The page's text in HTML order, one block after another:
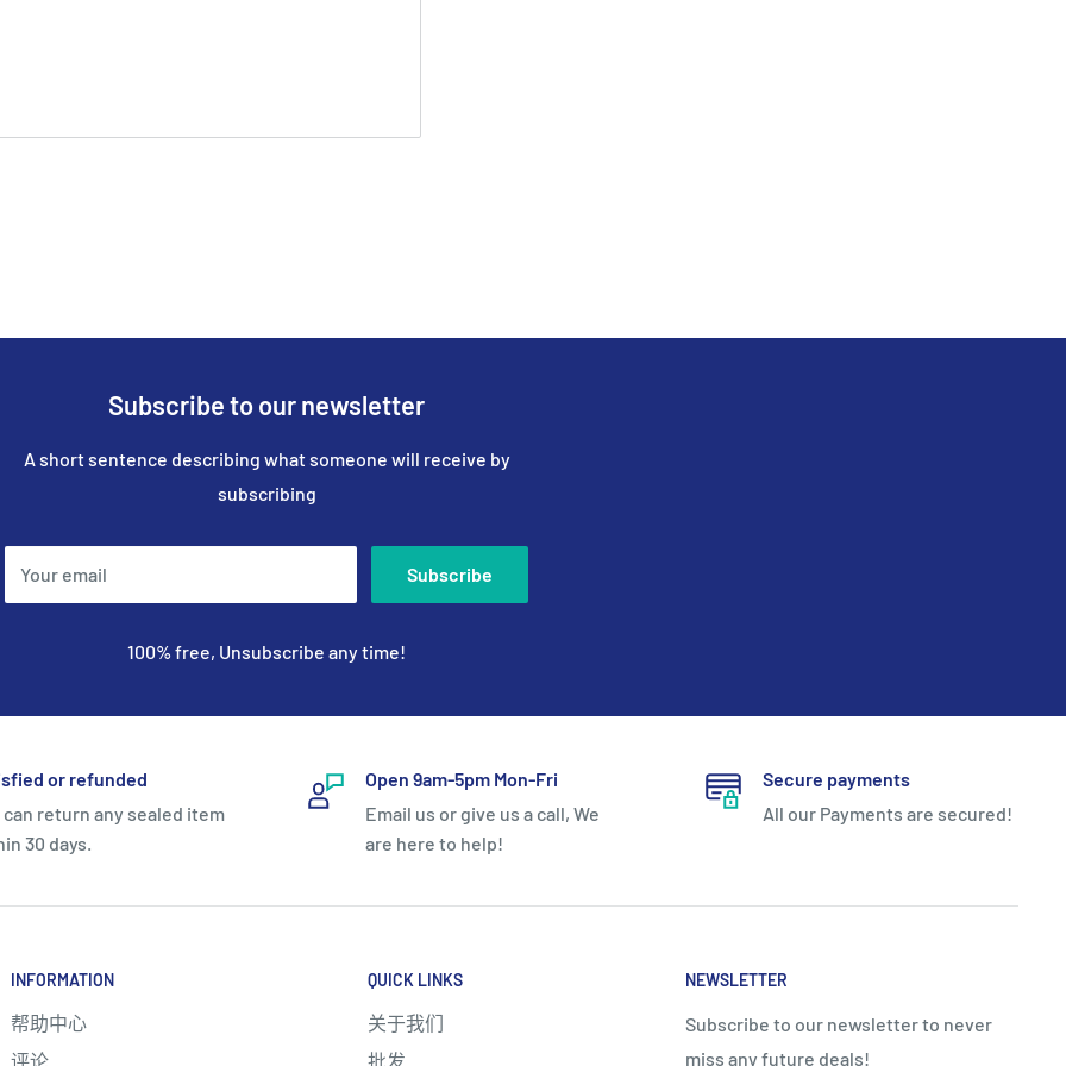
Subscribe to our newsletter
A short sentence describing what someone will receive by
subscribing
Your email Subscribe
100% free, Unsubscribe any time!
or refunded
can return any sealed item
30 days.
Open 9am-5pm Mon-Fri
Email us or give us a call, We
are here to help!
Secure payments
All our Payments are secured!
INFORMATION
帮助中心
评论
QUICK LINKS
关于我们
批发
NEWSLETTER
Subscribe to our newsletter to never
miss any future deals!